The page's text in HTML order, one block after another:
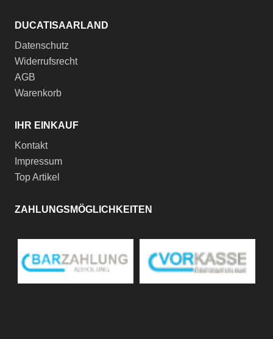
DUCATISAARLAND
Datenschutz
Widerrufsrecht
AGB
Warenkorb
IHR EINKAUF
Kontakt
Impressum
Top Artikel
ZAHLUNGSMÖGLICHKEITEN